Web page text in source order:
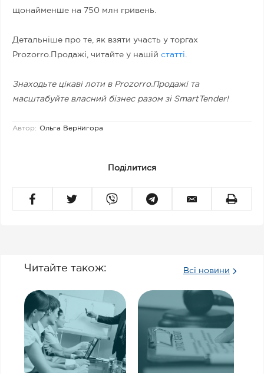
щонайменше на 750 млн гривень.
Детальніше про те, як взяти участь у торгах
Prozorro.Продажі, читайте у нашій статті
Знаходьте цікаві лоти в Prozorro.Продажі та
масштабуйте власний бізнес разом зі SmartTender!
Автор: Ольга Вернигора
Поділитися
Читайте також: Всі новини